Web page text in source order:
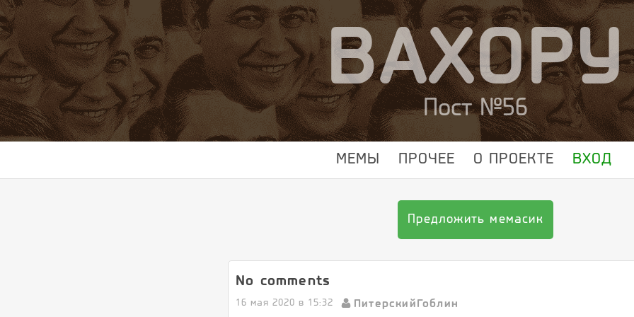
ВАХОРУ
Пост №56
МЕМЫ ПРОЧЕЕ О ПРОЕКТЕ ВХОД
Предложить мемасик
No comments
16 мая 2020 в 15:32 ПитерскийГоблин